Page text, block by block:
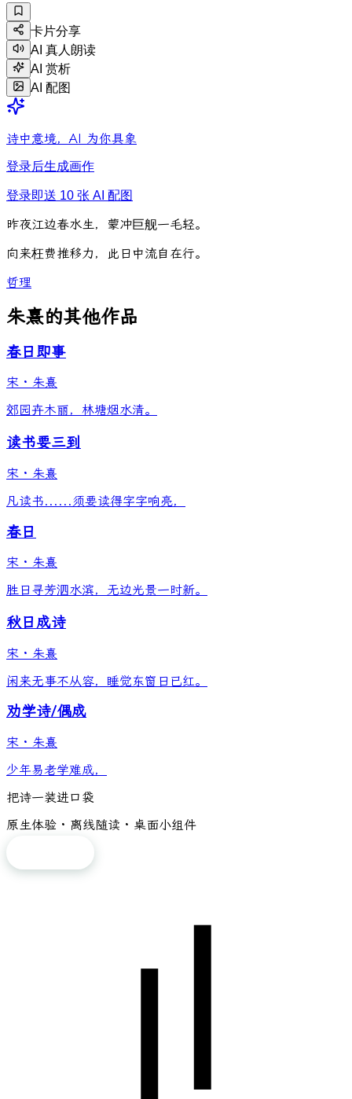
卡片分享
AI 真人朗读
AI 赏析
AI 配图
诗中意境，AI 为你具象
登录后生成画作
登录即送 10 张 AI 配图
昨夜江边春水生， 蒙冲巨舰一毛轻。
向 来枉费推移力 ， 此 日 中流自 在行。
哲理
朱熹的其他作品
春日即事
宋 · 朱熹
郊园卉木丽，林塘烟水清。
读书要三到
宋 · 朱熹
凡读书......须要读得字字响亮，
春日
宋 · 朱熹
胜日寻芳泗水滨，无边光景一时新。
秋日成诗
宋 · 朱熹
闲来无事不从容，睡觉东窗日已红。
劝学诗/偶成
宋 · 朱熹
少年易老学难成，
把诗一装进口袋
原生体验 · 离线随读 · 桌面小组件